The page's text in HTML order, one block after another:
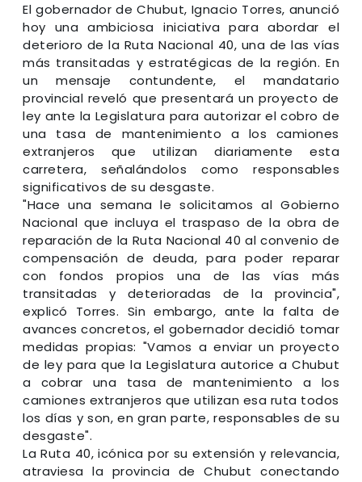
El gobernador de Chubut, Ignacio Torres, anunció
hoy una ambiciosa iniciativa para abordar el
deterioro de la Ruta Nacional 40, una de las vías
más transitadas y estratégicas de la región. En
un mensaje contundente, el mandatario
provincial reveló que presentará un proyecto de
ley ante la Legislatura para autorizar el cobro de
una tasa de mantenimiento a los camiones
extranjeros que utilizan diariamente esta
carretera, señalándolos como responsables
significativos de su desgaste.
"Hace una semana le solicitamos al Gobierno
Nacional que incluya el traspaso de la obra de
reparación de la Ruta Nacional 40 al convenio de
compensación de deuda, para poder reparar
con fondos propios una de las vías más
transitadas y deterioradas de la provincia",
explicó Torres. Sin embargo, ante la falta de
avances concretos, el gobernador decidió tomar
medidas propias: "Vamos a enviar un proyecto
de ley para que la Legislatura autorice a Chubut
a cobrar una tasa de mantenimiento a los
camiones extranjeros que utilizan esa ruta todos
los días y son, en gran parte, responsables de su
desgaste".
La Ruta 40, icónica por su extensión y relevancia,
atraviesa la provincia de Chubut conectando